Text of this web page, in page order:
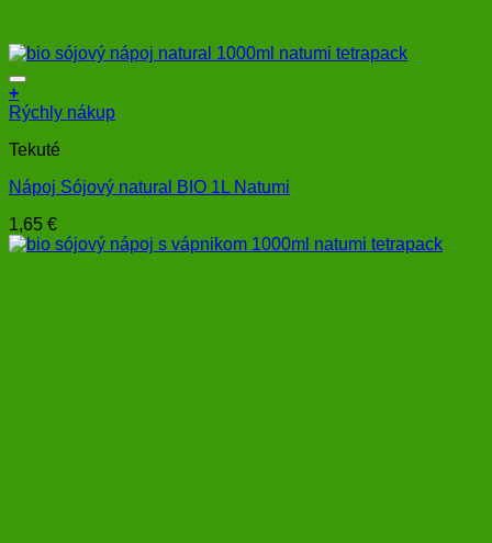
+
Rýchly nákup
Tekuté
Nápoj Sójový natural BIO 1L Natumi
1,65 €